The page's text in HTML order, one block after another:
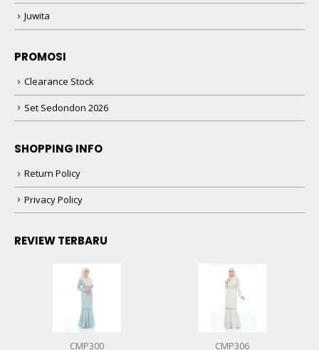
Juwita
PROMOSI
Clearance Stock
Set Sedondon 2026
SHOPPING INFO
Return Policy
Privacy Policy
REVIEW TERBARU
CMP300 CMP306